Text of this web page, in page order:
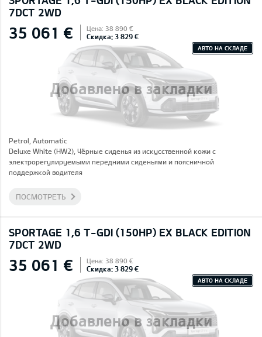
7DCT 2WD
Добавлено в закладки
35 061 € Цена: 38 890 €
Скидка: 3 829 €
АВТО НА СКЛАДЕ
Petrol, Automatic
Deluxe White (HW2), Чёрные сиденья из искусственной кожи с
электрорегулируемыми передними сиденьями и поясничной
поддержкой водителя
ПОСМОТРЕТЬ
SPORTAGE 1,6 T-GDI (150HP) EX BLACK EDITION
7DCT 2WD
Добавлено в закладки
35 061 € Цена: 38 890 €
Скидка: 3 829 €
АВТО НА СКЛАДЕ